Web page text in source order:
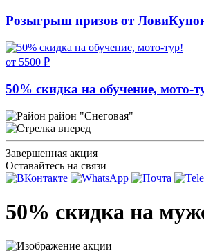
Розыгрыш призов от
от 5500 ₽
50% скидка на обучение, мото-
район "Снеговая"
Завершенная акция
Оставайтесь на связи
50% скидка на